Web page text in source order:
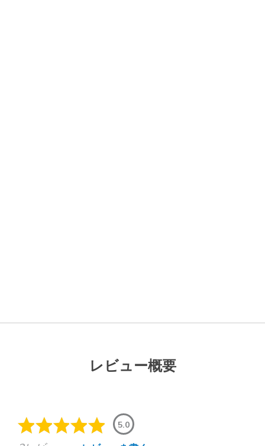
レビュー概要
5.0